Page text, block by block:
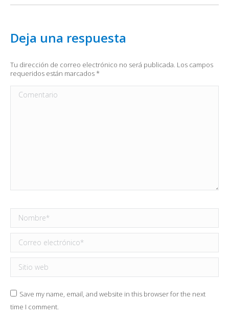
Deja una respuesta
Tu dirección de correo electrónico no será publicada. Los campos
requeridos están marcados*
Comentario
Nombre *
Correo electrónico *
Sitio web
Save my name, email, and website in this browser for the next
time I comment.